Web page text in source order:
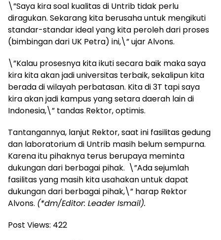
\”Saya kira soal kualitas di Untrib tidak perlu
diragukan. Sekarang kita berusaha untuk mengikuti
standar-standar ideal yang kita peroleh dari proses
(bimbingan dari UK Petra) ini,\” ujar Alvons.
\”Kalau prosesnya kita ikuti secara baik maka saya
kira kita akan jadi universitas terbaik, sekalipun kita
berada di wilayah perbatasan. Kita di 3T tapi saya
kira akan jadi kampus yang setara daerah lain di
Indonesia,\” tandas Rektor, optimis.
Tantangannya, lanjut Rektor, saat ini fasilitas gedung
dan laboratorium di Untrib masih belum sempurna.
Karena itu pihaknya terus berupaya meminta
dukungan dari berbagai pihak. \”Ada sejumlah
fasilitas yang masih kita usahakan untuk dapat
dukungan dari berbagai pihak,\” harap Rektor
Alvons. (*dm/Editor: Leader Ismail).
Post Views: 422